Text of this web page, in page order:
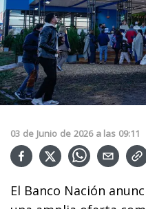
03 de Junio de 2026 a las 09:11
El Banco Nación